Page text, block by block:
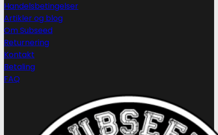
Handelsbetingelser
Artikler og blog
Om Subseed
Returnering
Kontakt
Betaling
FAQ